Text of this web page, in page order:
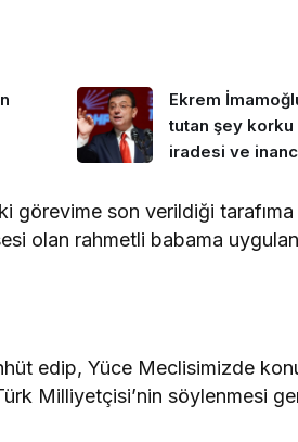
Ekrem
tutan şey korku
iradesi ve
görevime son verildiği
olan rahmetli babama
edip, Yüce Meclisimizde
Milliyetçisi’nin söylenmesi